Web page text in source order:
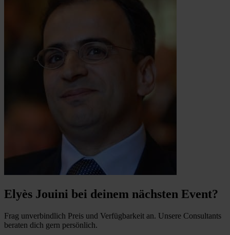
Elyès Jouini bei deinem nächsten Event?
Frag unverbindlich Preis und Verfügbarkeit an. Unsere Consultants
beraten dich gern persönlich.